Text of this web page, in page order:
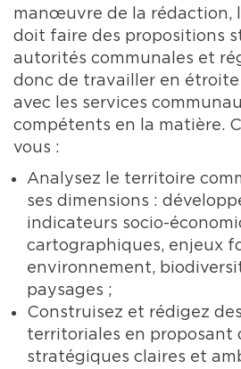
manœuvre de la rédaction,
doit faire des propositions
autorités communales et
donc de travailler en
avec les services
compétents en la matière.
vous :
Analysez le territoire
ses dimensions :
indicateurs socio-
cartographiques, enjeux
environnement,
paysages ;
Construisez et rédigez
territoriales en proposant
stratégiques claires et